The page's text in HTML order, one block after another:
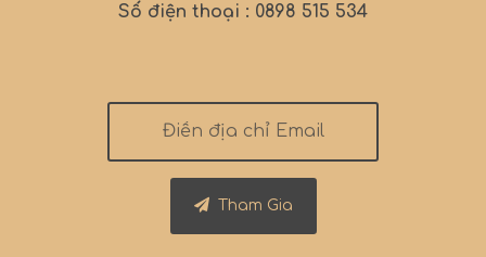
Số điện thoại : 0898 515 534
Tham Gia